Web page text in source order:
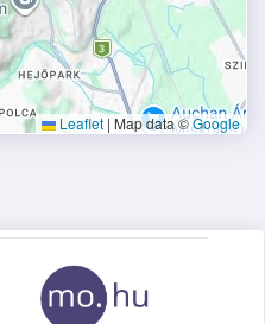
Leaflet | Map data ©Google